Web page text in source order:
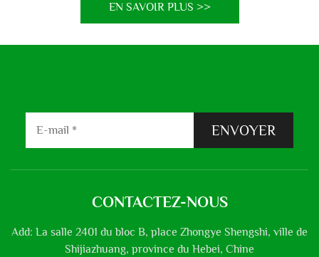
EN SAVOIR PLUS >>
ENVOYER
CONTACTEZ-NOUS
Add: La salle 2401 du bloc B, place Zhongye Shengshi, ville de
Shijiazhuang, province du Hebei, Chine